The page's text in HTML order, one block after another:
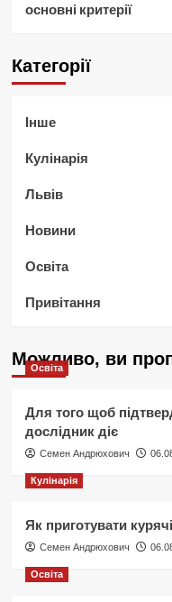
основні критерії
Категорії
Інше
Кулінарія
Львів
Новини
Освіта
Привітання
Можливо, ви
Освіта
Для того щоб
дослідник діє
Семен Андрюхович
Кулінарія
Як приготувати
Семен Андрюхович
Освіта